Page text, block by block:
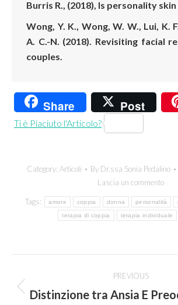
Burris R., (2018), Is personality skin
Wong, Y. K., Wong, W. W., Lui, K.
A. C.-N. (2018). Revisiting facial
couples.
Share Post
Ti è Piaciuto l'Articolo?
Category: Articoli By Dr.ssa Sonia Pedalino
Lascia un commento
Tags: amore coppia donna personalità
terapia di coppia terapia individuale
navigation
PREVIOUS
Previous
Distinzione tra Ansia E